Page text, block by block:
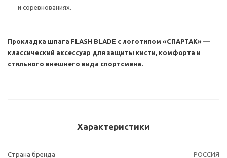
и соревнованиях.
Прокладка шпага FLASH BLADE с логотипом «СПАРТАК» —
классический аксессуар для защиты кисти, комфорта и
стильного внешнего вида спортсмена.
Характеристики
Страна бренда РОССИЯ